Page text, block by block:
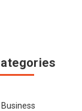
Business